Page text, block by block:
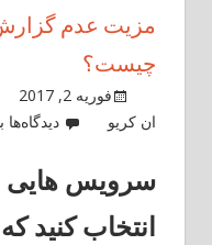
چیست؟
فوریه 2, 2017
ان کریو
دیدگاه‌ها
انتخاب کنید